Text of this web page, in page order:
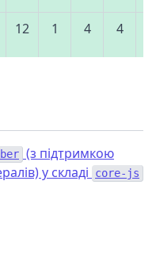
12 1 4 4
(з підтримкою
у складі
core-js